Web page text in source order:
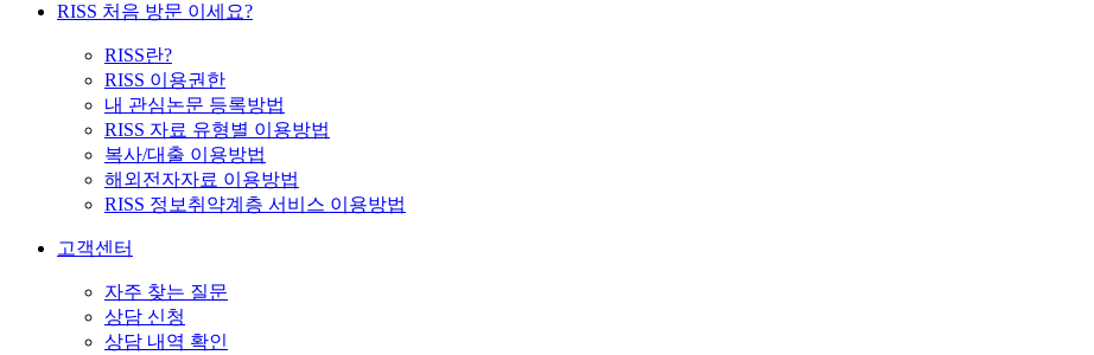
RISS 처음 방문 이세요?
RISS란?
RISS 이용권한
내 관심논문 등록방법
RISS 자료 유형별 이용방법
복사/대출 이용방법
해외전자자료 이용방법
RISS 정보취약계층 서비스 이용방법
고객센터
자주 찾는 질문
상담 신청
상담 내역 확인